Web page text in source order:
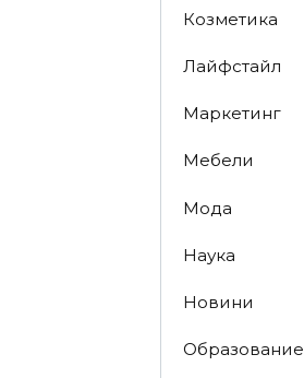
Козметика
Лайфстайл
Маркетинг
Мебели
Мода
Наука
Новини
Образование